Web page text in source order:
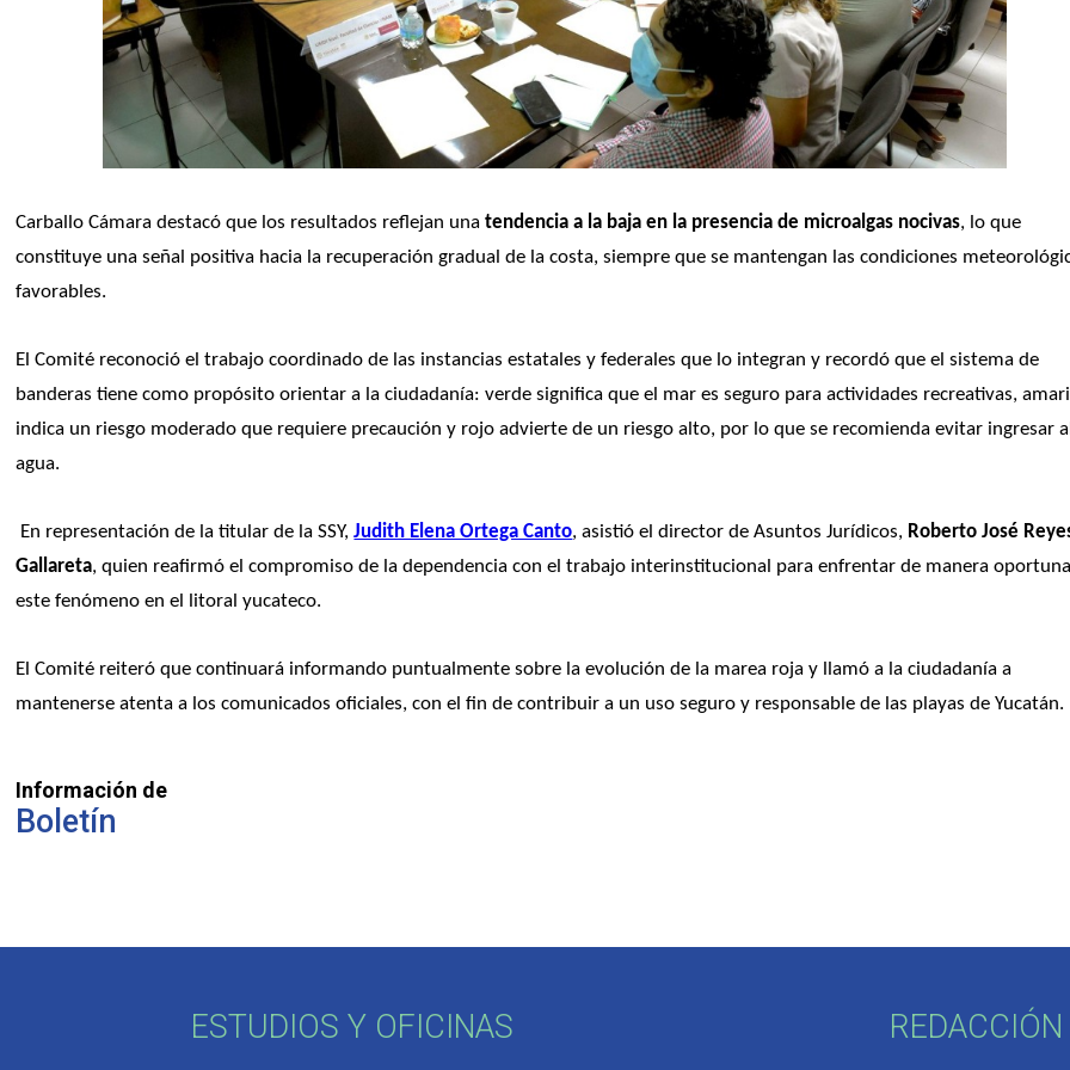
Carballo Cámara destacó que los resultados reflejan una tendencia a la baja en la presencia de microalgas nocivas, lo que
constituye una señal positiva hacia la recuperación gradual de la costa, siempre que se mantengan las condiciones
favorables.
El Comité reconoció el trabajo coordinado de las instancias estatales y federales que lo integran y recordó que el sistema de
banderas tiene como propósito orientar a la ciudadanía: verde significa que el mar es seguro para actividades recreativas,
indica un riesgo moderado que requiere precaución y rojo advierte de un riesgo alto, por lo que se recomienda evitar ingresar al
agua.
En representación de la titular de la SSY, Judith Elena Ortega Canto, asistió el director de Asuntos Jurídicos, Roberto José
Gallareta, quien reafirmó el compromiso de la dependencia con el trabajo interinstitucional para enfrentar de manera oportuna
este fenómeno en el litoral yucateco.
El Comité reiteró que continuará informando puntualmente sobre la evolución de la marea roja y llamó a la ciudadanía a
mantenerse atenta a los comunicados oficiales, con el fin de contribuir a un uso seguro y responsable de las playas de Yucatán.
Información de
Boletín
ESTUDIOS Y OFICINAS